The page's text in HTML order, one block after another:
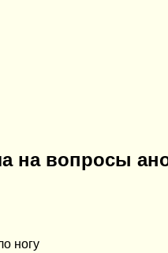
на вопросы
ногу